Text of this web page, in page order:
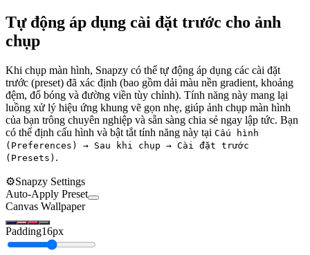
Tự động áp dụng cài đặt trước cho ảnh
chụp
Khi chụp màn hình, Snapzy có thể tự động áp dụng các cài đặt
trước (preset) đã xác định (bao gồm dải màu nền gradient, khoảng
đệm, đổ bóng và đường viền tùy chỉnh). Tính năng này mang lại
luồng xử lý hiệu ứng khung vẽ gọn nhẹ, giúp ảnh chụp màn hình
của bạn trông chuyên nghiệp và sẵn sàng chia sẻ ngay lập tức. Bạn
có thể định cấu hình và bật tắt tính năng này tại Cấu hình
(Preferences) → Sau khi chụp → Cài đặt trước
(Presets) .
⚙️Snapzy Settings
Auto-Apply Preset
Canvas Wallpaper
Padding16px